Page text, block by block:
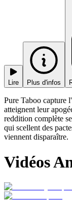
Lire Plus d'infos
Pure Taboo capture
atteignent leur
reddition complète
qui scellent des
viennent disparaître.
Vidéos